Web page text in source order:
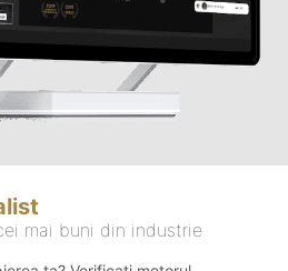
mai buni din industrie